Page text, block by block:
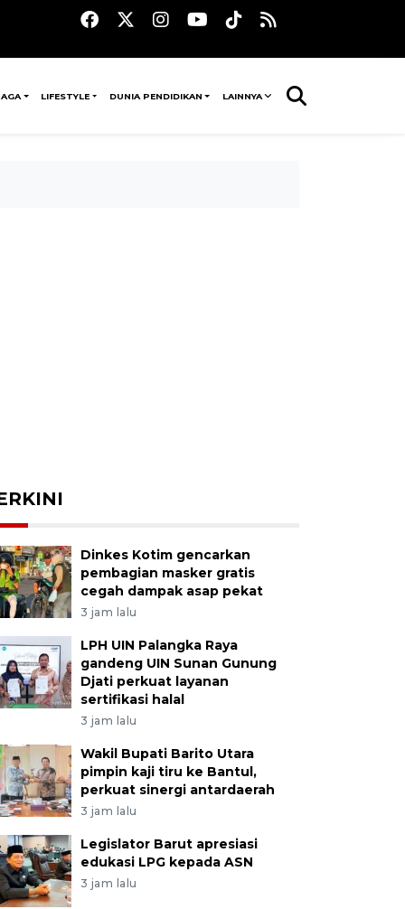
LIFESTYLE DUNIA PENDIDIKAN LAINNYA
Dinkes Kotim gencarkan
pembagian masker gratis
cegah dampak asap pekat
3 jam lalu
LPH UIN Palangka Raya
gandeng UIN Sunan Gunung
Djati perkuat layanan
sertifikasi halal
3 jam lalu
Wakil Bupati Barito Utara
pimpin kaji tiru ke Bantul,
perkuat sinergi antardaerah
3 jam lalu
Legislator Barut apresiasi
edukasi LPG kepada ASN
3 jam lalu